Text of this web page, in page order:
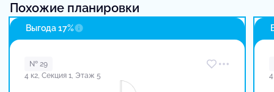
Похожие планировки
Выгода 17%
№ 29
4 к2, Секция 1, Этаж 5